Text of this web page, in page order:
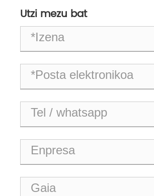
Utzi mezu bat